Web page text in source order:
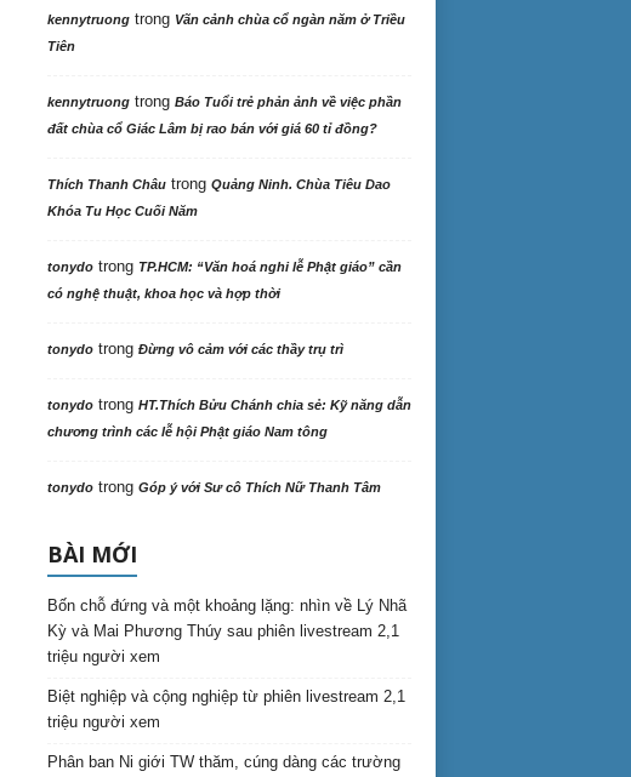
kennytruongtrong Vãn cảnh chùa cổ ngàn năm ở Triều
Tiên
kennytruongtrong Báo Tuổi trẻ phản ảnh về việc phần
đất chùa cổ Giác Lâm bị rao bán với giá 60 tỉ đồng?
Thích Thanh Châutrong Quảng Ninh. Chùa Tiêu Dao
Khóa Tu Học Cuối Năm
tonydotrong TP.HCM: “Văn hoá nghi lễ Phật giáo” cần
có nghệ thuật, khoa học và hợp thời
tonydotrong Đừng vô cảm với các thầy trụ trì
tonydotrong HT.Thích Bửu Chánh chia sẻ: Kỹ năng dẫn
chương trình các lễ hội Phật giáo Nam tông
tonydotrong Góp ý với Sư cô Thích Nữ Thanh Tâm
BÀI MỚI
Bốn chỗ đứng và một khoảng lặng: nhìn về Lý Nhã
Kỳ và Mai Phương Thúy sau phiên livestream 2,1
triệu người xem
Biệt nghiệp và cộng nghiệp từ phiên livestream 2,1
triệu người xem
Phân ban Ni giới TW thăm, cúng dàng các trường